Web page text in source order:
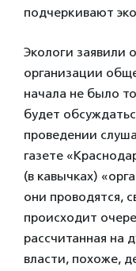
подчеркивают
Экологи заявили
организации
начала не было
будет
проведении
газете
(в кавычках)
они проводятся,
происходит
рассчитанная на
власти, похоже,